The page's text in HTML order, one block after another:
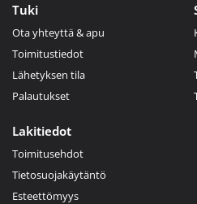
Tuki
Ota yhteyttä & apu
Toimitustiedot
Lähetyksen tila
Palautukset
Lakitiedot
Toimitusehdot
Tietosuojakäytäntö
Esteettömyys